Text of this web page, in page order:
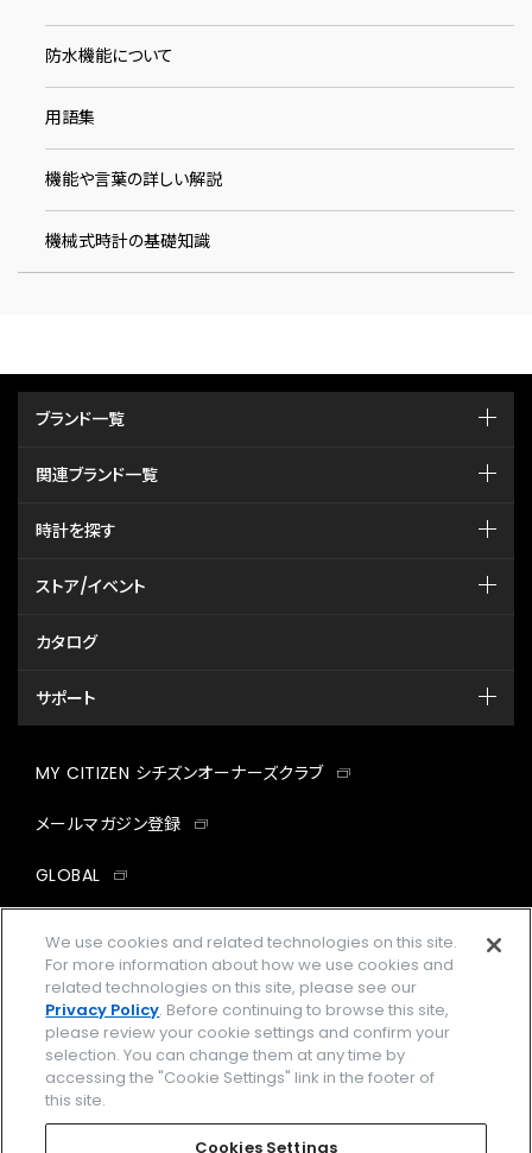
防水機能について
用語集
機能や言葉の詳しい解説
機械式時計の基礎知識
ブランド一覧
関連ブランド一覧
時計を探す
ストア/イベント
カタログ
サポート
MY CITIZEN シチズンオーナーズクラブ
メールマガジン登録
GLOBAL
facebookinstagramtwitter
企業情報 ご利用規約
プライバシーポリシー Cookies Settings
We use cookies and related technologies on this site.
For more information about how we use cookies and
related technologies on this site, please see our
Privacy Policy. Before continuing to browse this site,
please review your cookie settings and confirm your
selection. You can change them at any time by
accessing the "Cookie Settings" link in the footer of
this site.
Cookies Settings